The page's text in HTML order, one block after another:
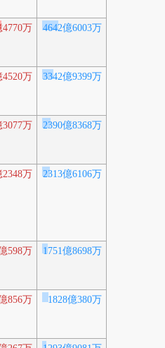
4770万 4642億6003万
4520万 3342億9399万
3077万 2390億8368万
2348万 2313億6106万
598万 1751億8698万
856万 1828億380万